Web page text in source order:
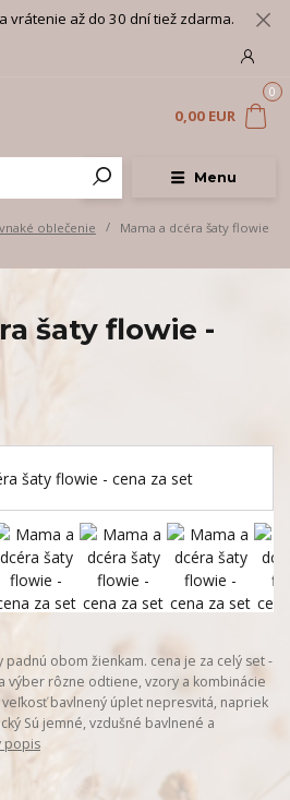
vrátenie až do 30 dní tiež zdarma.
Menu
0
0,00 EUR
oblečenie
Mama a dcéra šaty flowie
šaty flowie -
padnú obom žienkam. cena je za celý set -
výber rôzne odtiene, vzory a kombinácie
bavlnený úplet nepresvitá, napriek
Sú jemné, vzdušné bavlnené a
popis